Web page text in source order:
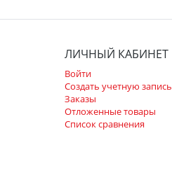
ЛИЧНЫЙ КАБИНЕТ
Войти
Создать учетную запись
Заказы
Отложенные товары
Список сравнения